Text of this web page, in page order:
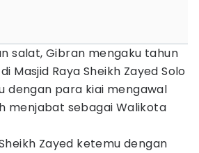
salat, Gibran mengaku tahun
Masjid Raya Sheikh Zayed Solo
dengan para kiai mengawal
menjabat sebagai Walikota
Zayed ketemu dengan